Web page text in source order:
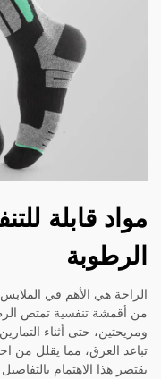
مواد قابلة
الرطوبة
الراحة هي الأهم في
من أقمشة تنفسية تمتص
ومريحتين، حتى أثناء
تباعد العرق، مما يقلل من
يقتصر هذا الاهتمام